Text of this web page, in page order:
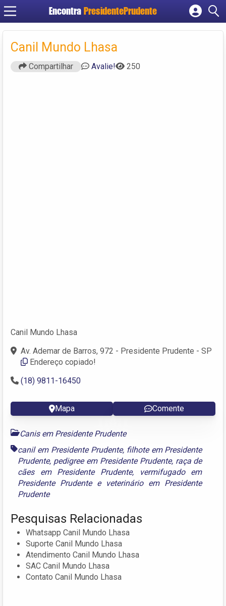
Encontra PresidentePrudente
Cadastrar empresa
Criar conta
Canil Mundo Lhasa
Compartilhar Avalie! 250
Canil Mundo Lhasa
Av. Ademar de Barros, 972 - Presidente Prudente - SP
Endereço copiado!
(18) 9811-16450
Mapa Comente
Canis em Presidente Prudente
canil em Presidente Prudente, filhote em Presidente
Prudente, pedigree em Presidente Prudente, raça de
cães em Presidente Prudente,
vermifugado em
Presidente Prudentee veterinário em Presidente
Prudente
Pesquisas Relacionadas
Whatsapp Canil Mundo Lhasa
Suporte Canil Mundo Lhasa
Atendimento Canil Mundo Lhasa
SAC Canil Mundo Lhasa
Contato Canil Mundo Lhasa